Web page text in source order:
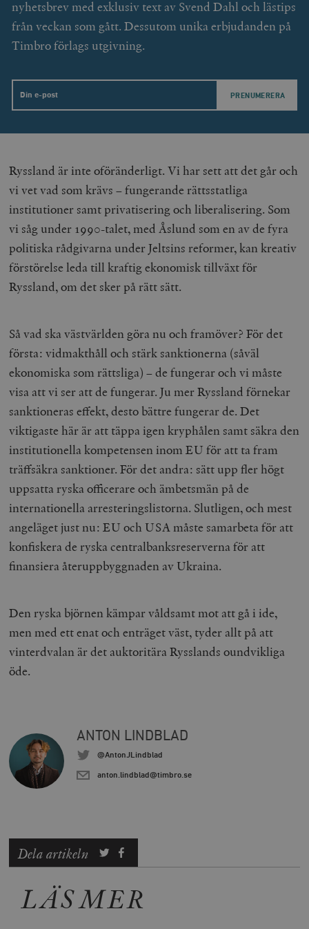
nyhetsbrev med exklusiv text av Svend Dahl och lästips
från veckan som gått. Dessutom unika erbjudanden på
Timbro förlags utgivning.
Email
Ryssland är inte oföränderligt. Vi har sett att det går och
vi vet vad som krävs – fungerande rättsstatliga
institutioner samt privatisering och liberalisering. Som
vi såg under 1990-talet, med Åslund som en av de fyra
politiska rådgivarna under Jeltsins reformer, kan kreativ
förstörelse leda till kraftig ekonomisk tillväxt för
Ryssland, om det sker på rätt sätt.
Så vad ska västvärlden göra nu och framöver? För det
första: vidmakthåll och stärk sanktionerna (såväl
ekonomiska som rättsliga) – de fungerar och vi måste
visa att vi ser att de fungerar. Ju mer Ryssland förnekar
sanktioneras effekt, desto bättre fungerar de. Det
viktigaste här är att täppa igen kryphålen samt säkra den
institutionella kompetensen inom EU för att ta fram
träffsäkra sanktioner. För det andra: sätt upp fler högt
uppsatta ryska officerare och ämbetsmän på de
internationella arresteringslistorna. Slutligen, och mest
angeläget just nu: EU och USA måste samarbeta för att
konfiskera de ryska centralbanksreserverna för att
finansiera återuppbyggnaden av Ukraina.
Den ryska björnen kämpar våldsamt mot att gå i ide,
men med ett enat och enträget väst, tyder allt på att
vinterdvalan är det auktoritära Rysslands oundvikliga
öde.
ANTON LINDBLAD
@AntonJLindblad
anton.lindblad@timbro.se
Dela artikeln
LÄS MER
och kontohantering. Webbplatsen kan inte användas
Namn
Inc.
woocommerce_items_in_cart
{32}
__cf_bm
Cloudflare
.myfonts.net
.timbro.se
__cf_bm
Cloudflare
/ Domän
YSC